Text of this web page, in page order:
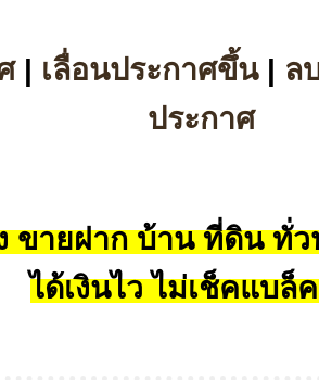
| เลื่อนประกาศขึ้น| ล
ประกาศ
ขายฝาก บ้าน ที่ดิน ทั่ว
ได้เงินไว ไม่เช็คแบล็